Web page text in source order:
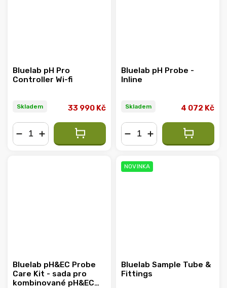
Bluelab pH Pro
Controller Wi-fi
Skladem 33 990 Kč
Bluelab pH Probe -
Inline
Skladem 4 072 Kč
Bluelab pH&EC Probe
Care Kit - sada pro
kombinované pH&EC
NOVINKA
Bluelab Sample Tube &
Fittings